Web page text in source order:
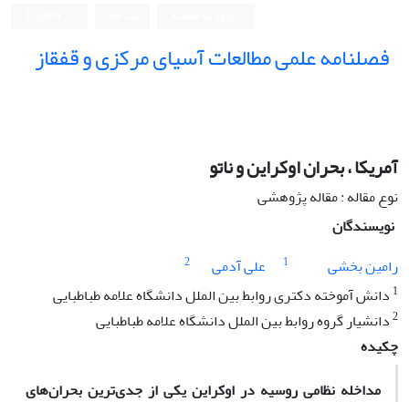
فصلنامه علمی مطالعات آسیای مرکزی و قفقاز
آمریکا ، بحران اوکراین و ناتو
نوع مقاله : مقاله پژوهشی
نویسندگان
رامین بخشی
1 علی آدمی
2
1 دانش آموخته دکتری روابط بین الملل دانشگاه علامه طباطبایی
2دانشیار گروه روابط بین الملل دانشگاه علامه طباطبایی
چکیده
مداخله نظامی روسیه در اوکراین یکی از جدی‌ترین بحران‌های